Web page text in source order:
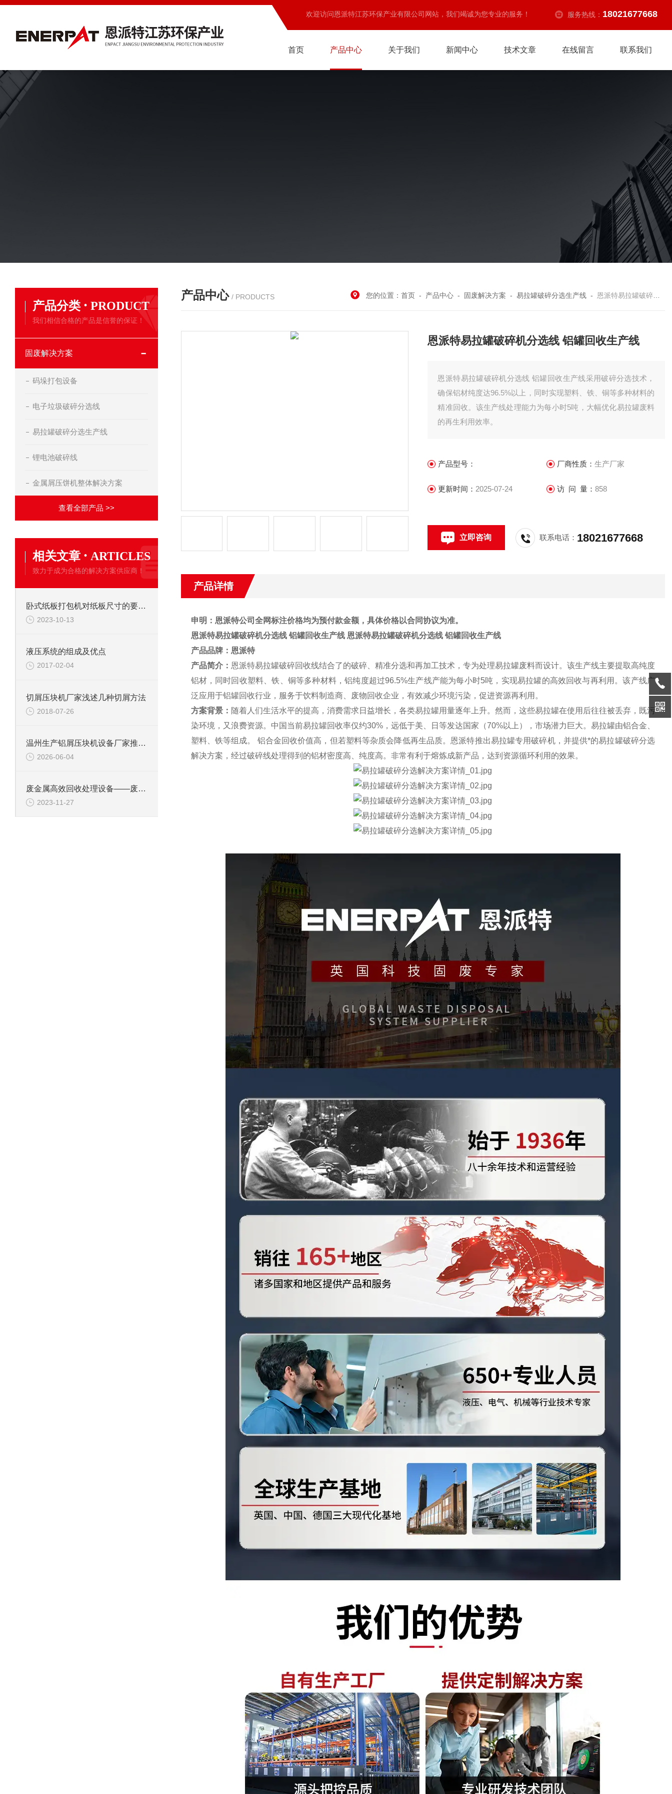
欢迎访问恩派特江苏环保产业有限公司网站，我们竭诚为您专业的服务！ 服务热线： 18021677668
首页 产品中心 关于我们 新闻中心 技术文章 在线留言 联系我们
产品分类 · PRODUCT
我们相信合格的产品是信誉的保证！
固废解决方案
码垛打包设备
电子垃圾破碎分选线
易拉罐破碎分选生产线
锂电池破碎线
金属屑压饼机整体解决方案
查看全部产品 >>
相关文章 · ARTICLES
致力于成为合格的解决方案供应商！
卧式纸板打包机对纸板尺寸的要求与调整
2023-10-13
液压系统的组成及优点
2017-02-04
切屑压块机厂家浅述几种切屑方法
2018-07-26
温州生产铝屑压块机设备厂家推荐：为什么恩派特更值得选择？
2026-06-04
废金属高效回收处理设备——废钢边角料锤式撕碎机
2023-11-27
产品中心 / PRODUCTS 您的位置：首页 - 产品中心 - 固废解决方案 -易拉罐破碎分选生产线 - 恩派特易拉罐破碎机分选线 铝罐回收生产线
恩派特易拉罐破碎机分选线 铝罐回收生产线
恩派特易拉罐破碎机分选线 铝罐回收生产线采用破碎分选技术，
确保铝材纯度达96.5%以上，同时实现塑料、铁、铜等多种材料的
精准回收。该生产线处理能力为每小时5吨，大幅优化易拉罐废料
的再生利用效率。
产品型号： 厂商性质： 生产厂家
更新时间： 2025-07-24 访 问 量： 858
立即咨询 联系电话： 18021677668
产品详情
申明：恩派特公司全网标注价格均为预付款金额，具体价格以合同协议为准。
恩派特易拉罐破碎机分选线 铝罐回收生产线 恩派特易拉罐破碎机分选线 铝罐回收生产线
产品品牌： 恩派特
产品简介： 恩派特易拉罐破碎回收线结合了的破碎、精准分选和再加工技术，专为处理易拉罐废料而设计。该生产线主要提取高纯度
铝材，同时回收塑料、铁、铜等多种材料，铝纯度超过96.5%生产线产能为每小时5吨，实现易拉罐的高效回收与再利用。该产线广
泛应用于铝罐回收行业，服务于饮料制造商、废物回收企业，有效减少环境污染，促进资源再利用。
方案背景： 随着人们生活水平的提高，消费需求日益增长，各类易拉罐用量逐年上升。然而，这些易拉罐在使用后往往被丢弃，既污
染环境，又浪费资源。中国当前易拉罐回收率仅约30%，远低于美、日等发达国家（70%以上），市场潜力巨大‌。易拉罐由铝合金、
塑料、铁等组成。 铝合金回收价值高，但若塑料等杂质会降低再生品质。恩派特推出易拉罐专用破碎机，并提供*的易拉罐破碎分选
解决方案，经过破碎线处理得到的铝材密度高、纯度高。非常有利于熔炼成新产品，达到资源循环利用的效果。